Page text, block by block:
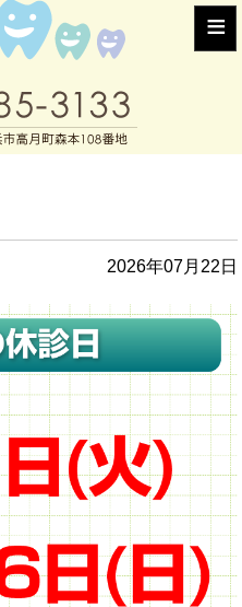
≡
2026年07月22日